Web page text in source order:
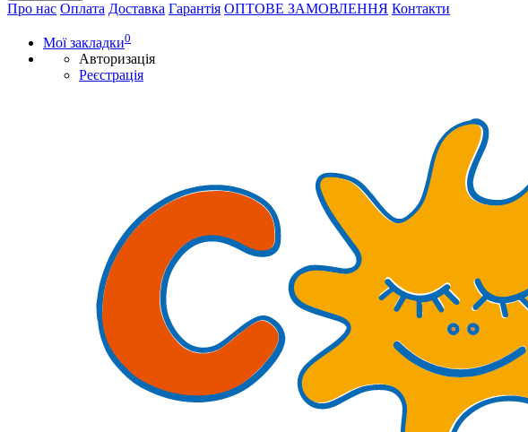
Про нас Оплата Доставка Гарантія ОПТОВЕ ЗАМОВЛЕННЯ Контакти
Мої закладки0
Авторизація
Реєстрація